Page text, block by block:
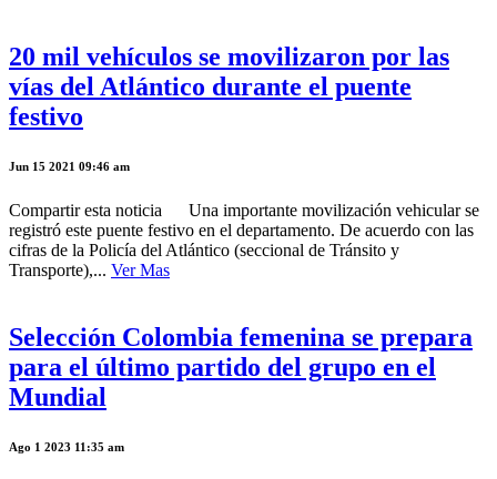
20 mil vehículos se movilizaron por las
vías del Atlántico durante el puente
festivo
Jun 15 2021 09:46 am
Compartir esta noticia Una importante movilización vehicular se
registró este puente festivo en el departamento. De acuerdo con las
cifras de la Policía del Atlántico (seccional de Tránsito y
Transporte),... Ver Mas
Selección Colombia femenina se prepara
para el último partido del grupo en el
Mundial
Ago 1 2023 11:35 am